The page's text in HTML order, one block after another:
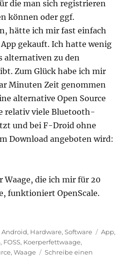
die man sich registrieren
können oder ggf.
hätte ich mir fast einfach
gekauft. Ich hatte wenig
alternativen zu den
Zum Glück habe ich mir
Minuten Zeit genommen
alternative Open Source
relativ viele Bluetooth-
und bei F-Droid ohne
Download angeboten wird:
Waage, die ich mir für 20
funktioniert OpenScale.
Kategorien
Android, Hardware,Software App,
, FOSS, Koerperfettwaage,
,Waage
Schreibe einen